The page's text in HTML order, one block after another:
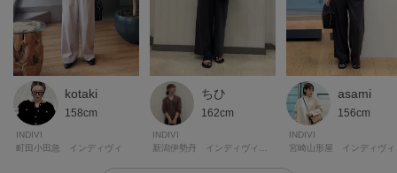
kotaki
158cm
INDIVI
町田小田急 インディヴィ
ちひ
162cm
INDIVI
asami
156cm
INDIVI
宮崎山形屋 インディヴィ